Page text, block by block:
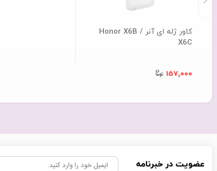
کاور ژله ای آنر Honor X6B /
X6C
157,000
عضویت در خبرنامه